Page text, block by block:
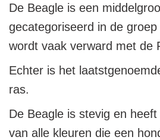
De Beagle is een
gecategoriseerd in de
wordt vaak verward met de
Echter is het
ras.
De Beagle is stevig en
van alle kleuren die een